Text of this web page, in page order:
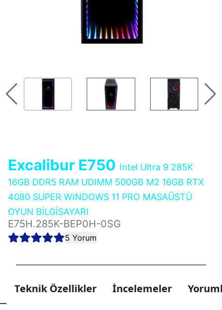
Excalibur E750 Intel Ultra 9 285K
16GB DDR5 RAM UDIMM 500GB M2 16GB RTX
4080 SUPER WINDOWS 11 PRO MASAÜSTÜ
OYUN BİLGİSAYARI
E75H.285K-BEP0H-0SG
5 Yorum
Teknik Özellikler İncelemeler